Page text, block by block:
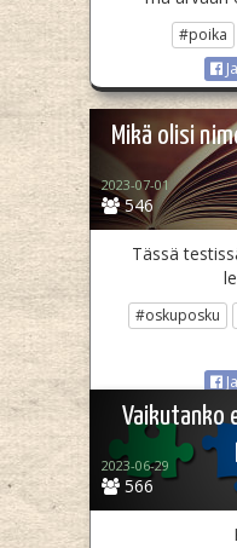
#poika
Mikä olisi
546
2023-07-01
Tässä
#oskuposku
Vaikutanko
566
2023-06-29